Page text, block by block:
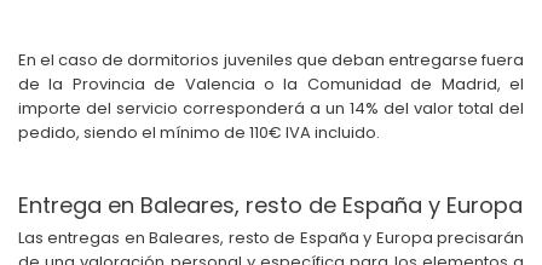
En el caso de dormitorios juveniles que deban entregarse fuera
de la Provincia de Valencia o la Comunidad de Madrid, el
importe del servicio corresponderá a un 14% del valor total del
pedido, siendo el mínimo de 110€ IVA incluido.
Entrega en Baleares, resto de España y Europa
Las entregas en Baleares, resto de España y Europa precisarán